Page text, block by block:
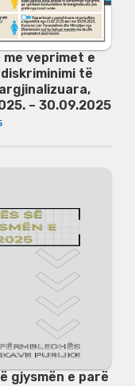
veprimet e
të
– 30.09.2025
gjysmën e parë